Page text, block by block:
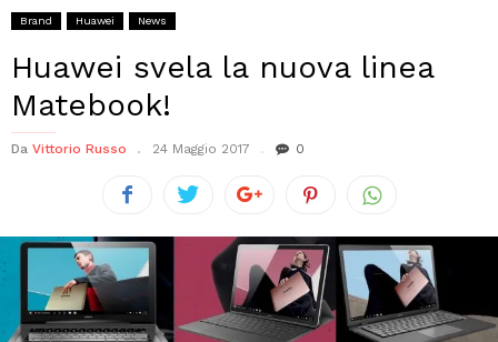
Brand Huawei News
Huawei svela la nuova linea
Matebook!
Da Vittorio Russo 24 Maggio 2017 0